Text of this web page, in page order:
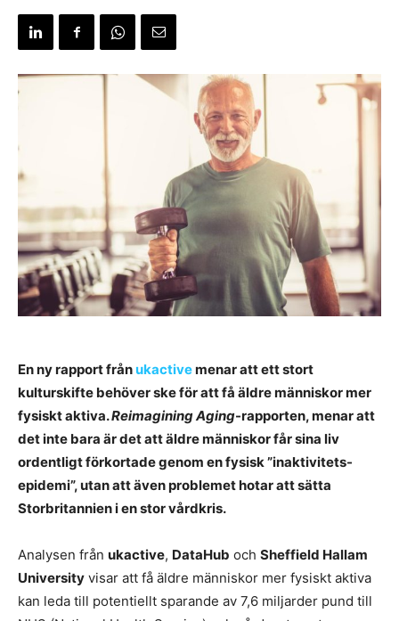
En ny rapport frånukactivemenar att ett stort
kulturskifte behöver ske för att få äldre människor mer
fysiskt aktiva.Reimagining Aging-rapporten, menar att
det inte bara är det att äldre människor får sina liv
ordentligt förkortade genom en fysisk ”inaktivitets-
epidemi”, utan att även problemet hotar att sätta
Storbritannien i en stor vårdkris.
Analysen från ukactive, DataHub och Sheffield Hallam
University visar att få äldre människor mer fysiskt aktiva
kan leda till potentiellt sparande av 7,6 miljarder pund till